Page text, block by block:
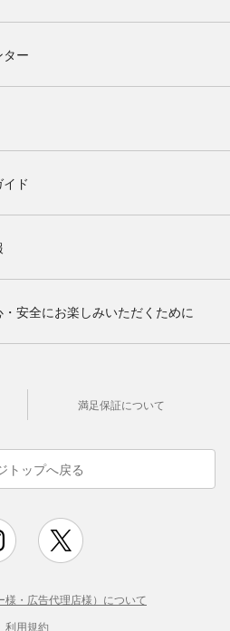
ー
ド
安全にお楽しみいただくために
満足保証について
トップへ戻る
様・広告代理店様）について
利用規約